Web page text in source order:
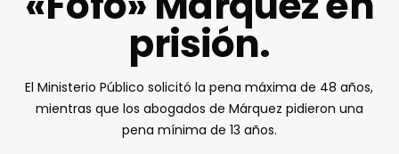
prisión.
El Ministerio Público solicitó la pena máxima de 48 años,
mientras que los abogados de Márquez pidieron una
pena mínima de 13 años.